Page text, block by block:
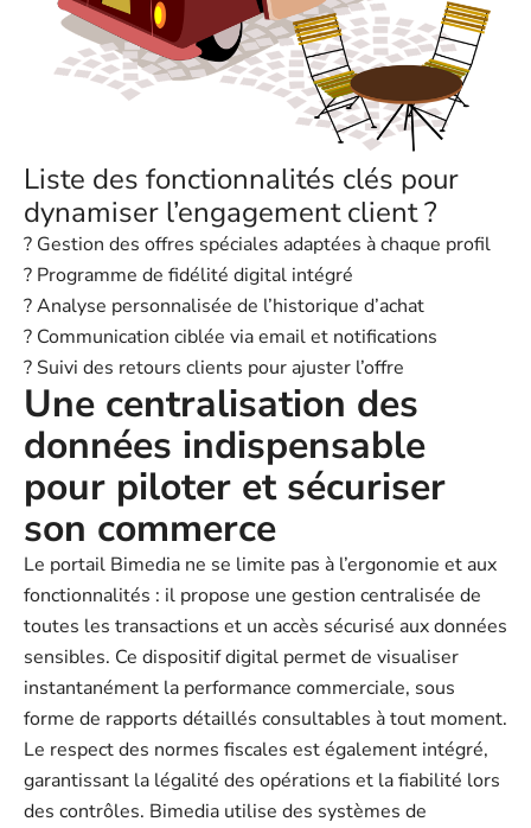
Liste des fonctionnalités clés pour
dynamiser l’engagement client ?
? Gestion des offres spéciales adaptées à chaque profil
? Programme de fidélité digital intégré
? Analyse personnalisée de l’historique d’achat
? Communication ciblée via email et notifications
? Suivi des retours clients pour ajuster l’offre
Une centralisation des
données indispensable
pour piloter et sécuriser
son commerce
Le portail Bimedia ne se limite pas à l’ergonomie et aux
fonctionnalités : il propose une gestion centralisée de
toutes les transactions et un accès sécurisé aux données
sensibles. Ce dispositif digital permet de visualiser
instantanément la performance commerciale, sous
forme de rapports détaillés consultables à tout moment.
Le respect des normes fiscales est également intégré,
garantissant la légalité des opérations et la fiabilité lors
des contrôles. Bimedia utilise des systèmes de